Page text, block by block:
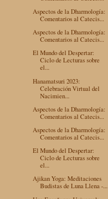
Aspectos de la Dharmología:
Comentarios al Catecis...
Aspectos de la Dharmología:
Comentarios al Catecis...
El Mundo del Despertar:
Ciclo de Lecturas sobre
el...
Hanamatsuri 2023:
Celebración Virtual del
Nacimien...
Aspectos de la Dharmología:
Comentarios al Catecis...
Aspectos de la Dharmología:
Comentarios al Catecis...
El Mundo del Despertar:
Ciclo de Lecturas sobre
el...
Ajikan Yoga: Meditaciones
Budistas de Luna Llena -...